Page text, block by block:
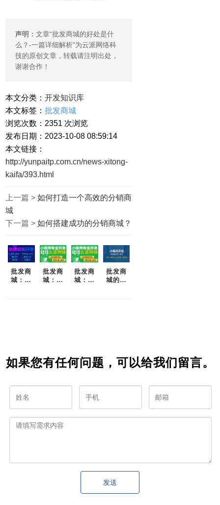
声明：文章“批发商城的好处是什
么？-一篇详细解析”为云派网络科
技的原创文章，转载请注明出处，
谢谢合作！
本文分类：开发知识库
本文标签：批发商城
浏览次数： 2351 次浏览
发布日期：2023-10-08 08:59:14
本文链接：
http://yunpaitp.com.cn/news-xitong-
kaifa/393.html
上一篇 > 如何打造一个高效的分销商
城
下一篇 > 如何搭建成功的分销商城？
批发商
城：为
批发商
城：为
批发商
城：重
批发商
城的好
如果您有任何问题，可以给我们留言。
发送